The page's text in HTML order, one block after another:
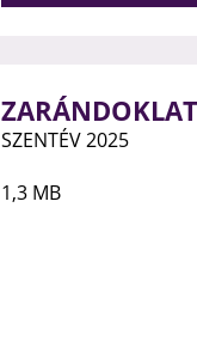
SZENTÉV 2025
1,3 MB